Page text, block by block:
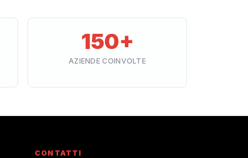
150+
AZIENDE COINVOLTE
CONTATTI